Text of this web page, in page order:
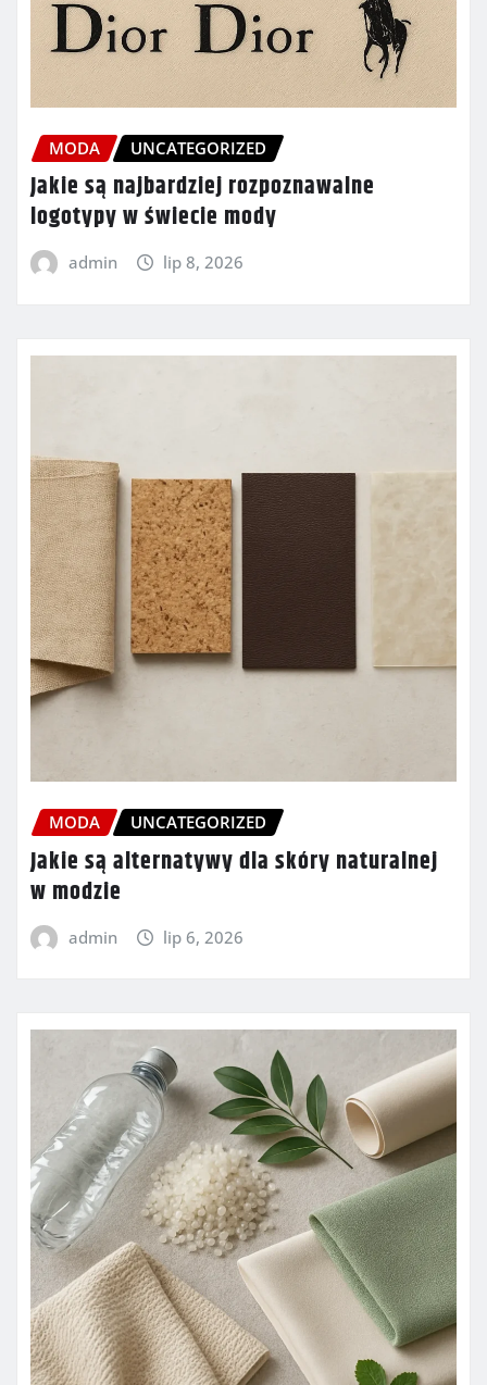
MODA UNCATEGORIZED
Jakie są najbardziej rozpoznawalne
logotypy w świecie mody
admin lip 8, 2026
MODA UNCATEGORIZED
Jakie są alternatywy dla skóry naturalnej
w modzie
admin lip 6, 2026